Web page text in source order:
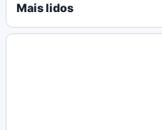
Mais lidos